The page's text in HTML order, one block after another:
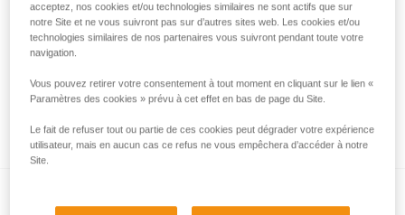
Utilisation d’ASAP et ASAP LOCK par grand
vent
acceptez, nos cookies et/ou technologies similaires ne sont actifs que sur
notre Site et ne vous suivront pas sur d’autres sites web. Les cookies et/ou
technologies similaires de nos partenaires vous suivront pendant toute votre
navigation.
Vous pouvez retirer votre consentement à tout moment en cliquant sur le lien «
Paramètres des cookies » prévu à cet effet en bas de page du Site.
Le fait de refuser tout ou partie de ces cookies peut dégrader votre expérience
utilisateur, mais en aucun cas ce refus ne vous empêchera d’accéder à notre
Site.